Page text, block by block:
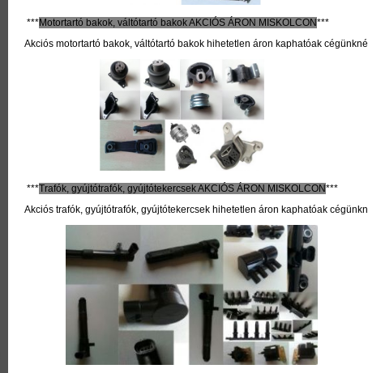
***Motortartó bakok, váltótartó bakokAKCIÓS ÁRON MISKOLCON***
Akciós motortartó bakok, váltótartó bakok hihetetlen áron kaphatóak
***Trafók, gyújtótrafók, gyújtótekercsekAKCIÓS ÁRON MISKOLCON***
Akciós trafók, gyújtótrafók, gyújtótekercsek hihetetlen áron kaphatóak